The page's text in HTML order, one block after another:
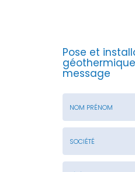
Pose et
message
Nom
Prénom
Société